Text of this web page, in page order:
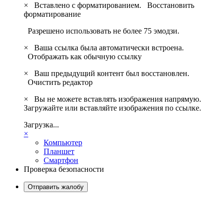
×
Вставлено с форматированием. Восстановить
форматирование
Разрешено использовать не более 75 эмодзи.
×
Ваша ссылка была автоматически встроена.
Отображать как обычную ссылку
×
Ваш предыдущий контент был восстановлен.
Очистить редактор
×
Вы не можете вставлять изображения напрямую.
Загружайте или вставляйте изображения по ссылке.
Загрузка...
×
Компьютер
Планшет
Смартфон
Проверка безопасности
Отправить жалобу